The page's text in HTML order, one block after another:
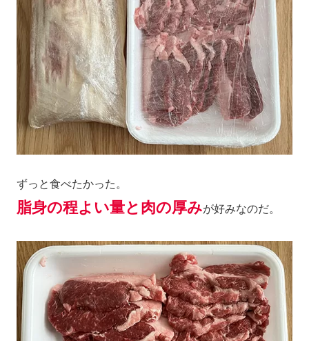
ずっと食べたかった。
脂身の程よい量と肉の厚みが好みなのだ。